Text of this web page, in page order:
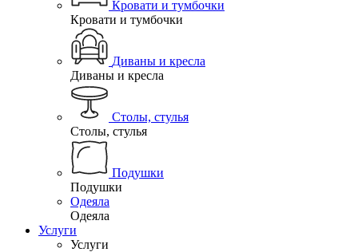
Кровати и тумбочки
Кровати и тумбочки
Диваны и кресла
Диваны и кресла
Столы, стулья
Столы, стулья
Подушки
Подушки
Одеяла
Одеяла
Услуги
Услуги